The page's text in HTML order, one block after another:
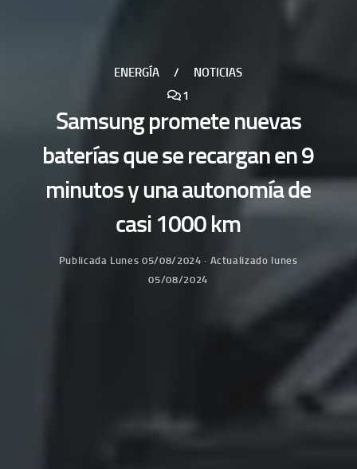
ENERGÍA /
NOTICIAS
1
Samsung promete nuevas
baterías que se recargan en 9
minutos y una autonomía de
casi 1000 km
Publicada Lunes 05/08/2024 · Actualizado lunes
05/08/2024